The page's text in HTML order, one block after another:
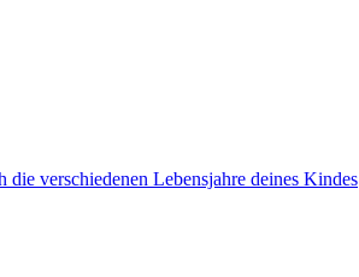
verschiedenen Lebensjahre deines Kindes